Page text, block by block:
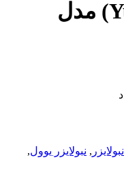
نبولایزر یوول (Yuwell) مدل
نبولایزر , نبولایزر یوول,